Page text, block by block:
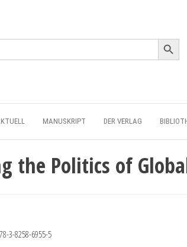
Search Button
MANUSKRIPT DER VERLAG
the Politics of
3-8258-6955-5